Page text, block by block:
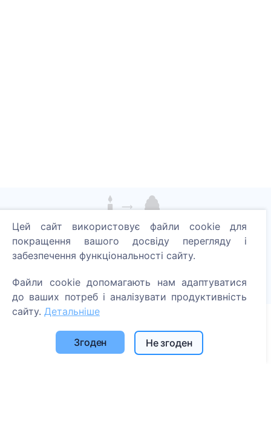
Запали цифрову свічку - посади дерево!
Читати далі
1396
Інформація
Цей сайт використовує файли cookie для
покращення вашого досвіду перегляду і
забезпечення функціональності сайту.
Файли cookie допомагають нам адаптуватися
до ваших потреб і аналізувати продуктивність
сайту. Детальніше
Згоден Не згоден